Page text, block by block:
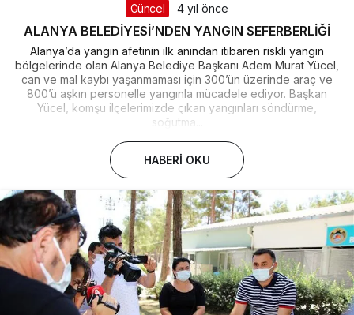
Güncel 4 yıl önce
ALANYA BELEDİYESİ’NDEN YANGIN SEFERBERLİĞİ
Alanya’da yangın afetinin ilk anından itibaren riskli yangın
bölgelerinde olan Alanya Belediye Başkanı Adem Murat Yücel,
can ve mal kaybı yaşanmaması için 300’ün üzerinde araç ve
800’ü aşkın personelle yangınla mücadele ediyor. Başkan
Yücel, komşu ilçelerimizde çıkan yangınları söndürme,
soğutma...
HABERI OKU